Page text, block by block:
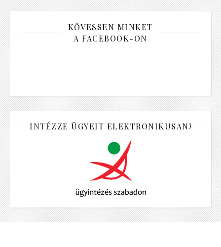
KÖVESSEN MINKET
A FACEBOOK-ON
INTÉZZE ÜGYEIT ELEKTRONIKUSAN!